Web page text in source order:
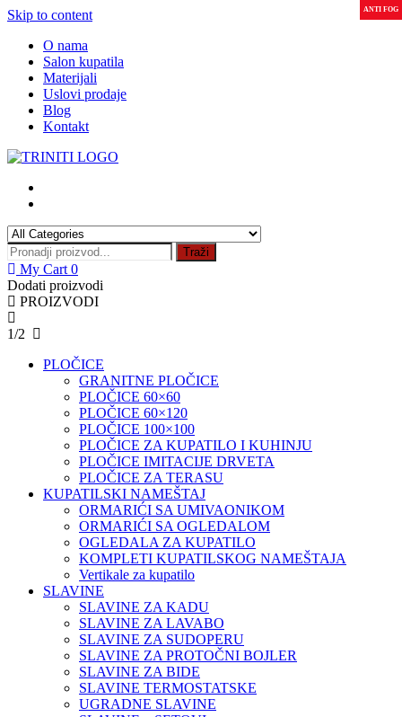
Skip to content
O nama
Salon kupatila
Materijali
Uslovi prodaje
Blog
Kontakt
Traži
My Cart 0
Dodati proizvodi
PROIZVODI
1/2
PLOČICE
GRANITNE PLOČICE
PLOČICE 60×60
PLOČICE 60×120
PLOČICE 100×100
PLOČICE ZA KUPATILO I KUHINJU
PLOČICE IMITACIJE DRVETA
PLOČICE ZA TERASU
KUPATILSKI NAMEŠTAJ
ORMARIĆI SA UMIVAONIKOM
ORMARIĆI SA OGLEDALOM
OGLEDALA ZA KUPATILO
KOMPLETI KUPATILSKOG NAMEŠTAJA
Vertikale za kupatilo
SLAVINE
SLAVINE ZA KADU
SLAVINE ZA LAVABO
SLAVINE ZA SUDOPERU
SLAVINE ZA PROTOČNI BOJLER
SLAVINE ZA BIDE
SLAVINE TERMOSTATSKE
UGRADNE SLAVINE
LED
ANTI FOG